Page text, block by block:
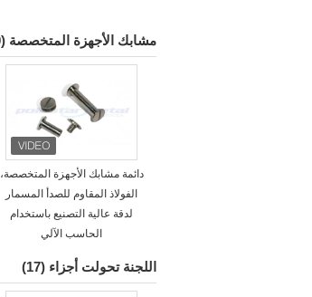
مشابك الأجهزة المتخصصة (30)
دائمة مشابك الأجهزة المتخصصة،
الفولاذ المقاوم للصدأ المسمار
لدقة عالية التصنيع باستخدام
الحاسب الآلي
اللجنة تحولت أجزاء (17)